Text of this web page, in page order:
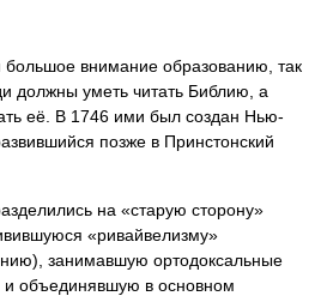
большое внимание образованию, так
должны уметь читать Библию, а
её. В 1746 ими был создан Нью-
позже в Принстонский
на «старую сторону»
«ривайвелизму»
занимавшую ортодоксальные
и объединявшую в основном